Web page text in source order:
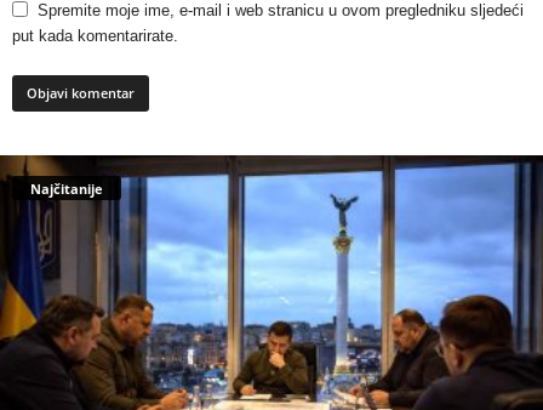
Spremite moje ime, e-mail i web stranicu u ovom pregledniku sljedeći
put kada komentarirate.
Najčitanije